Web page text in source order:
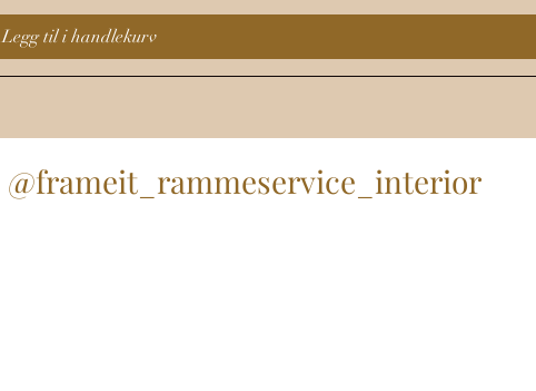
Legg til i handlekurv
@frameit_rammeservice_interior